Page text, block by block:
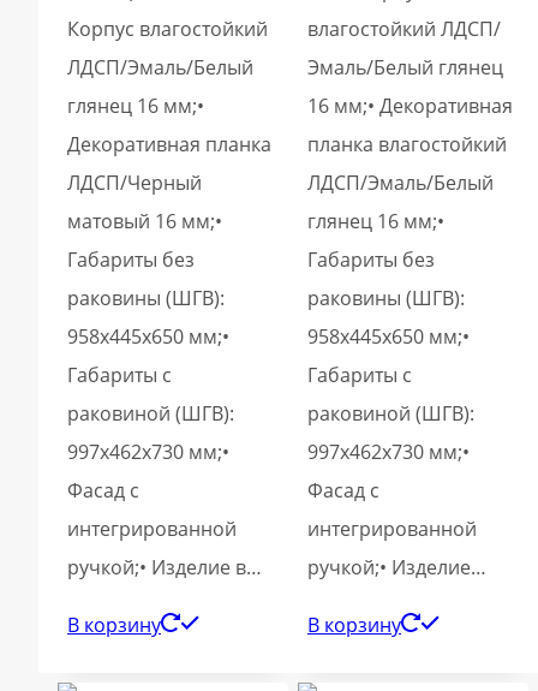
Корпус влагостойкий
ЛДСП/Эмаль/Белый
глянец 16 мм;•
Декоративная планка
ЛДСП/Черный
матовый 16 мм;•
Габариты без
раковины (ШГВ):
958х445х650 мм;•
Габариты с
раковиной (ШГВ):
997х462х730 мм;•
Фасад с
интегрированной
ручкой;• Изделие в…
В корзину
влагостойкий ЛДСП/
Эмаль/Белый глянец
16 мм;• Декоративная
планка влагостойкий
ЛДСП/Эмаль/Белый
глянец 16 мм;•
Габариты без
раковины (ШГВ):
958х445х650 мм;•
Габариты с
раковиной (ШГВ):
997х462х730 мм;•
Фасад с
интегрированной
ручкой;• Изделие…
В корзину